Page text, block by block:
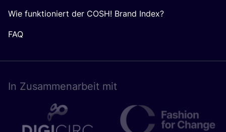
Wie funktioniert der COSH! Brand Index?
FAQ
In Zusam­men­ar­beit mit